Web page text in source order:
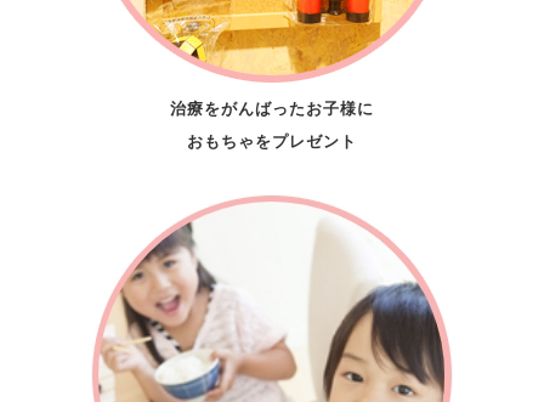
治療をがんばったお子様に
おもちゃをプレゼント